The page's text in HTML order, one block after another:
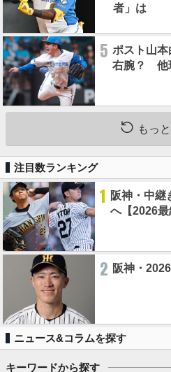
者」は
5 ポスト山
右腕？ 他
もっ
注目数ランキング
1 阪神・中継
へ【2026最
2 阪神・
ニュース&コラムを探す
キーワードから探す